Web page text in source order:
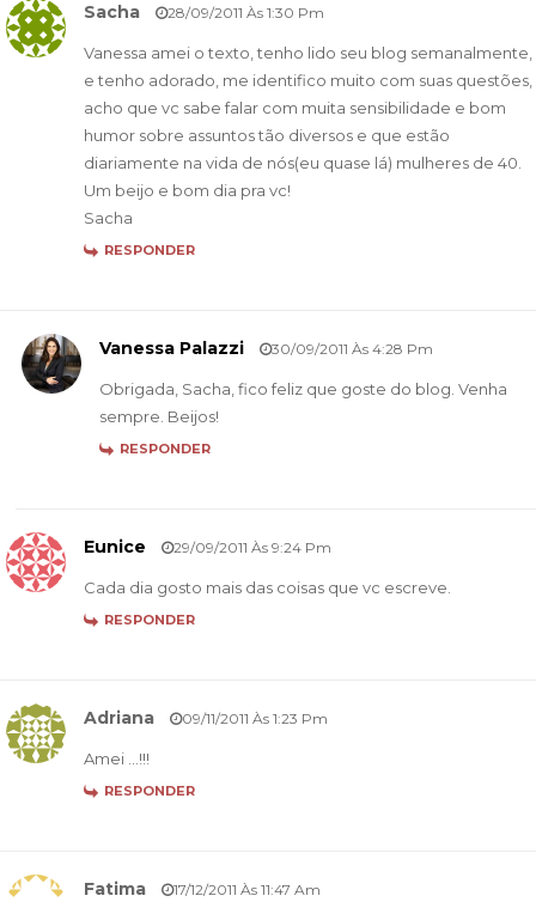
Sacha 28/09/2011 Às 1:30 Pm
Vanessa amei o texto, tenho lido seu blog semanalmente,
e tenho adorado, me identifico muito com suas questões,
acho que vc sabe falar com muita sensibilidade e bom
humor sobre assuntos tão diversos e que estão
diariamente na vida de nós(eu quase lá) mulheres de 40.
Um beijo e bom dia pra vc!
Sacha
RESPONDER
Vanessa Palazzi 30/09/2011 Às 4:28 Pm
Obrigada, Sacha, fico feliz que goste do blog. Venha
sempre. Beijos!
RESPONDER
Eunice 29/09/2011 Às 9:24 Pm
Cada dia gosto mais das coisas que vc escreve.
RESPONDER
Adriana 09/11/2011 Às 1:23 Pm
Amei …!!!
RESPONDER
Fatima 17/12/2011 Às 11:47 Am